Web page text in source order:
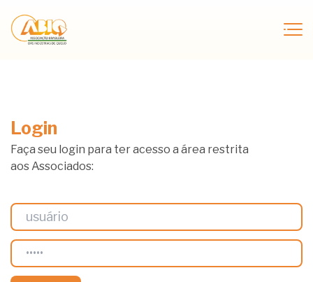
Login
Faça seu login para ter acesso a área restrita
aos Associados: